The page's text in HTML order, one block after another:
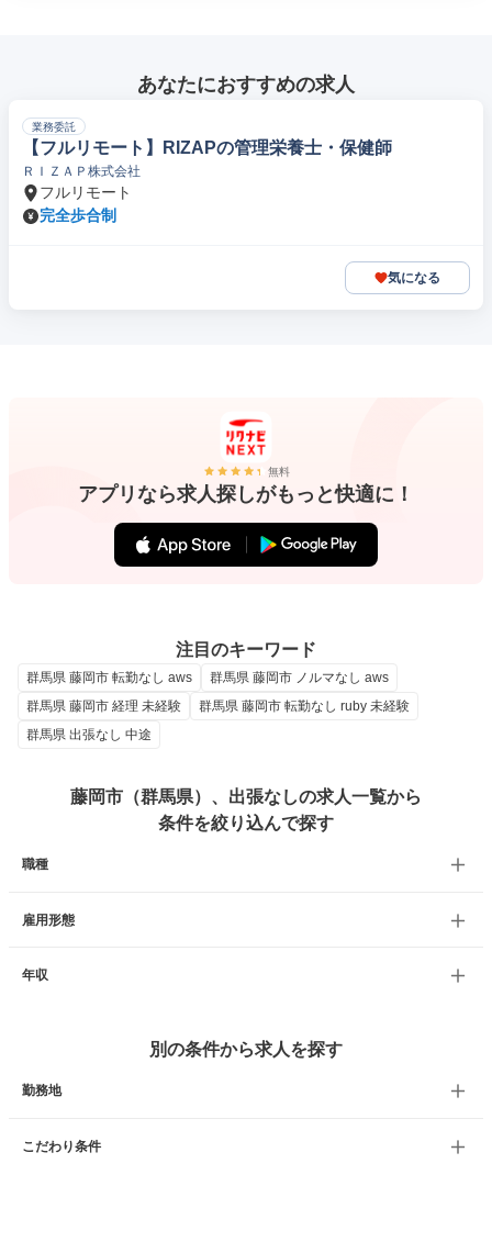
あなたにおすすめの求人
業務委託
【フルリモート】RIZAPの管理栄養士・保健師
ＲＩＺＡＰ株式会社
フルリモート
完全歩合制
気になる
無料
アプリなら求人探しがもっと快適に！
注目のキーワード
群馬県 藤岡市 転勤なし aws
群馬県 藤岡市 ノルマなし aws
群馬県 藤岡市 経理 未経験
群馬県 藤岡市 転勤なし ruby 未経験
群馬県 出張なし 中途
藤岡市（群馬県）、出張なしの求人一覧から
条件を絞り込んで探す
職種
雇用形態
年収
別の条件から求人を探す
勤務地
こだわり条件